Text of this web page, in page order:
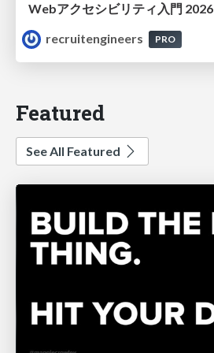
Webアクセシビリティ入門 2026
recruitengineers
PRO
Featured
See All Featured